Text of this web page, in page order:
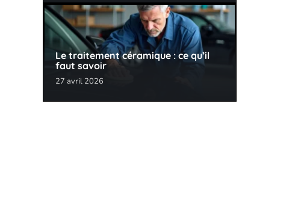
Le traitement céramique : ce qu’il
faut savoir
27 avril 2026